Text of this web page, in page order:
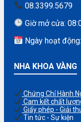
08.3399.5679
Giờ mở cửa:
Ngày hoạt
NHA KHOA VÀNG
Chứng Chỉ Hành
Cam kết chất
Giấy phép - Giải
Tin tức - Sự kiện